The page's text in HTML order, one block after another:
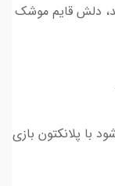
دلش قایم موشک
با پلانکتون بازی